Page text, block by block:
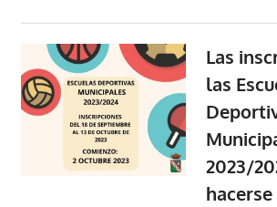
Las
las
2023/
hacerse